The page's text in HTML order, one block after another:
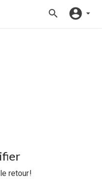
retour!